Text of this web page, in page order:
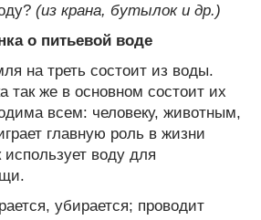
(из крана, бутылок и др.)
о питьевой воде
на треть состоит из воды.
так же в основном состоит их
всем: человеку, животным,
главную роль в жизни
использует воду для
убирается; проводит